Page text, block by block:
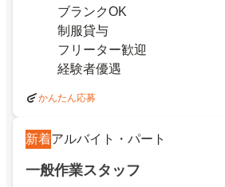
ブランクOK
制服貸与
フリーター歓迎
経験者優遇
かんたん応募
新着アルバイト・パート
一般作業スタッフ